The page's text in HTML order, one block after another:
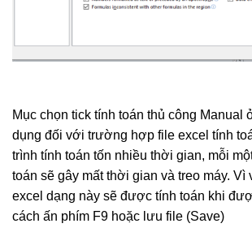
Mục chọn tick tính toán thủ công Manual
dụng đối với trường hợp file excel tính
trình tính toán tốn nhiều thời gian, mỗi
toán sẽ gây mất thời gian và treo máy. Vì
excel dạng này sẽ được tính toán khi
cách ấn phím F9 hoặc lưu file (Save)